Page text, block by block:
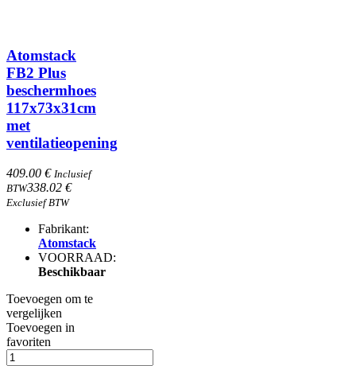
Atomstack
FB2 Plus
beschermhoes
117x73x31cm
met
ventilatieopening
409.00 € Inclusief
BTW338.02 €
Exclusief BTW
Fabrikant:
Atomstack
VOORRAAD:
Beschikbaar
Toevoegen om te
vergelijken
Toevoegen in
favoriten